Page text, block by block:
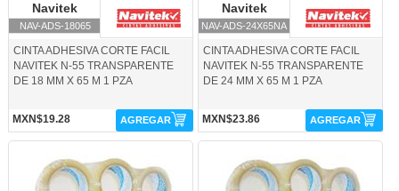
Navitek
NAV-ADS-18065
CINTA ADHESIVA CORTE FACIL
NAVITEK N-55 TRANSPARENTE
DE 18 MM X 65 M 1 PZA
MXN$19.28 AGREGAR
Navitek
NAV-ADS-24X65NA
CINTA ADHESIVA CORTE FACIL
NAVITEK N-55 TRANSPARENTE
DE 24 MM X 65 M 1 PZA
MXN$23.86 AGREGAR